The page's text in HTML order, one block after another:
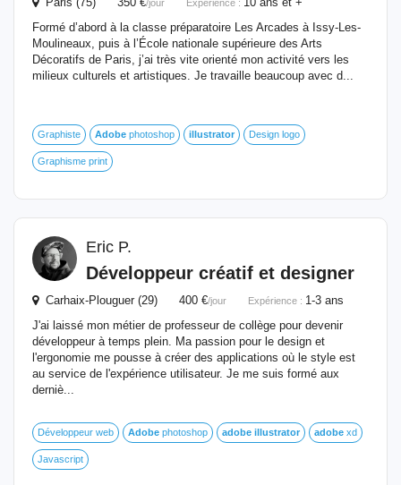
/jour Expérience :
Formé d’abord à la classe préparatoire Les Arcades à Issy-Les-
Moulineaux, puis à l’École nationale supérieure des Arts
Décoratifs de Paris, j’ai très vite orienté mon activité vers les
milieux culturels et artistiques. Je travaille beaucoup avec d...
Graphiste Adobe photoshop illustrator Design logo
Graphisme print
Eric P.
Développeur créatif et designer
Carhaix-Plouguer (29) 400 €/jour Expérience : 1-3 ans
J'ai laissé mon métier de professeur de collège pour devenir
développeur à temps plein. Ma passion pour le design et
l'ergonomie me pousse à créer des applications où le style est
au service de l'expérience utilisateur. Je me suis formé aux
derniè...
Développeur web Adobe photoshop adobe illustrator adobe xd
Javascript